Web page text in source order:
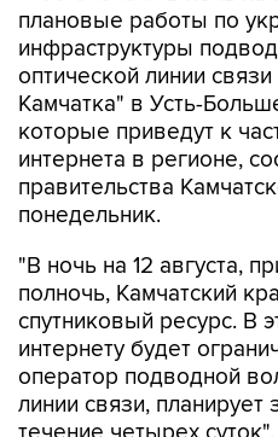
оптической линии
Камчатка" в Усть-
которые приведут к
интернета в регионе,
правительства
понедельник.
"В ночь на 12 августа,
спутниковый ресурс. В
интернету будет
оператор подводной
линии связи,
течение четырех
сообщении слова